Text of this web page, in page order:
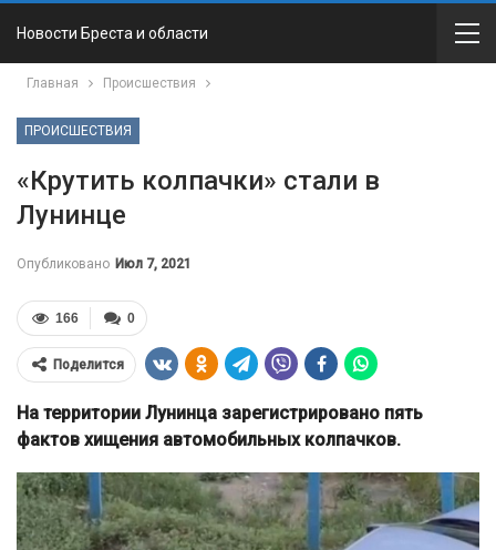
Новости Бреста и области
Главная Происшествия
ПРОИСШЕСТВИЯ
«Крутить колпачки» стали в
Лунинце
Опубликовано Июл 7, 2021
0
166
Поделится
На территории Лунинца зарегистрировано пять
фактов хищения автомобильных колпачков.